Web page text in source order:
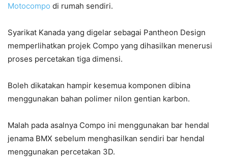
Motocompo di rumah sendiri.
Syarikat Kanada yang digelar sebagai Pantheon Design
memperlihatkan projek Compo yang dihasilkan menerusi
proses percetakan tiga dimensi.
Boleh dikatakan hampir kesemua komponen dibina
menggunakan bahan polimer nilon gentian karbon.
Malah pada asalnya Compo ini menggunakan bar hendal
jenama BMX sebelum menghasilkan sendiri bar hendal
menggunakan percetakan 3D.